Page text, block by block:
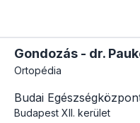
Gondozás - dr.
Ortopédia
Budai
Budapest XII. kerület